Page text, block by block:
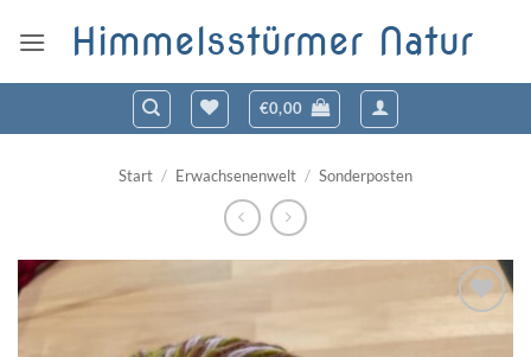
Inhalt
Himmelsstürmer Natur
€0,00
Start / Erwachsenenwelt / Sonderposten
Zum